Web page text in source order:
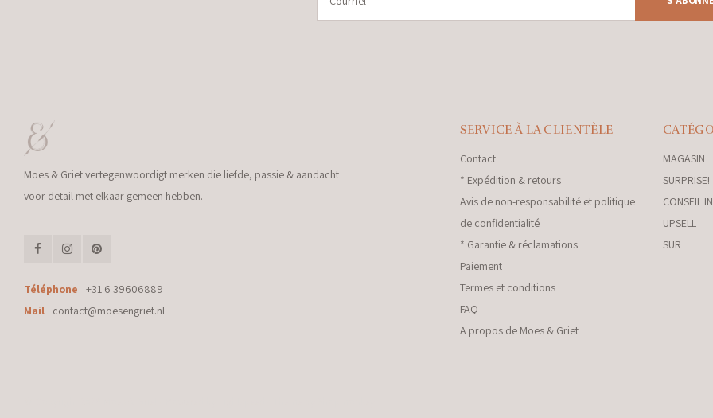
Moes & Griet vertegenwoordigt merken die liefde, passie & aandacht
voor detail met elkaar gemeen hebben.
Téléphone
+31 6 39606889
Mail
contact@moesengriet.nl
SERVICE À LA CLIENTÈLE
Contact
* Expédition & retours
Avis de non-responsabilité et politique
de confidentialité
* Garantie & réclamations
Paiement
Termes et conditions
FAQ
A propos de Moes & Griet
MAGASIN
SURPRISE!
CONSEIL
UPSELL
SUR